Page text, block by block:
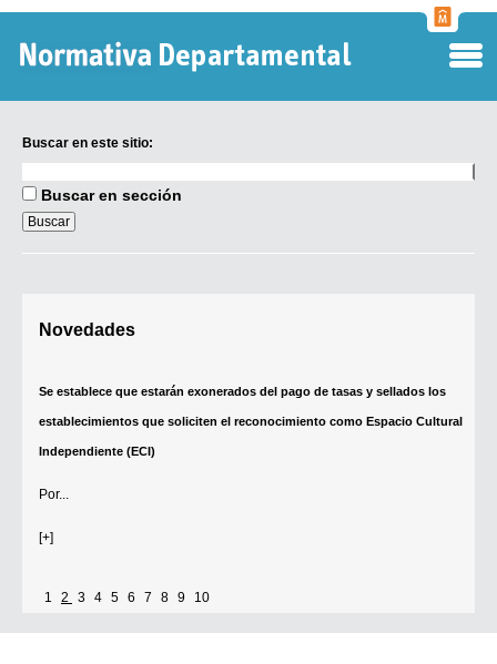
Buscar en este sitio:
en
sitio:
Buscar en sección
Novedades
Se establece que estarán exonerados del pago de tasas y sellados los
establecimientos que soliciten el reconocimiento como Espacio Cultural
Independiente (ECI)
Por...
[+]
1 2 3 4 5 6 7 8 9 10